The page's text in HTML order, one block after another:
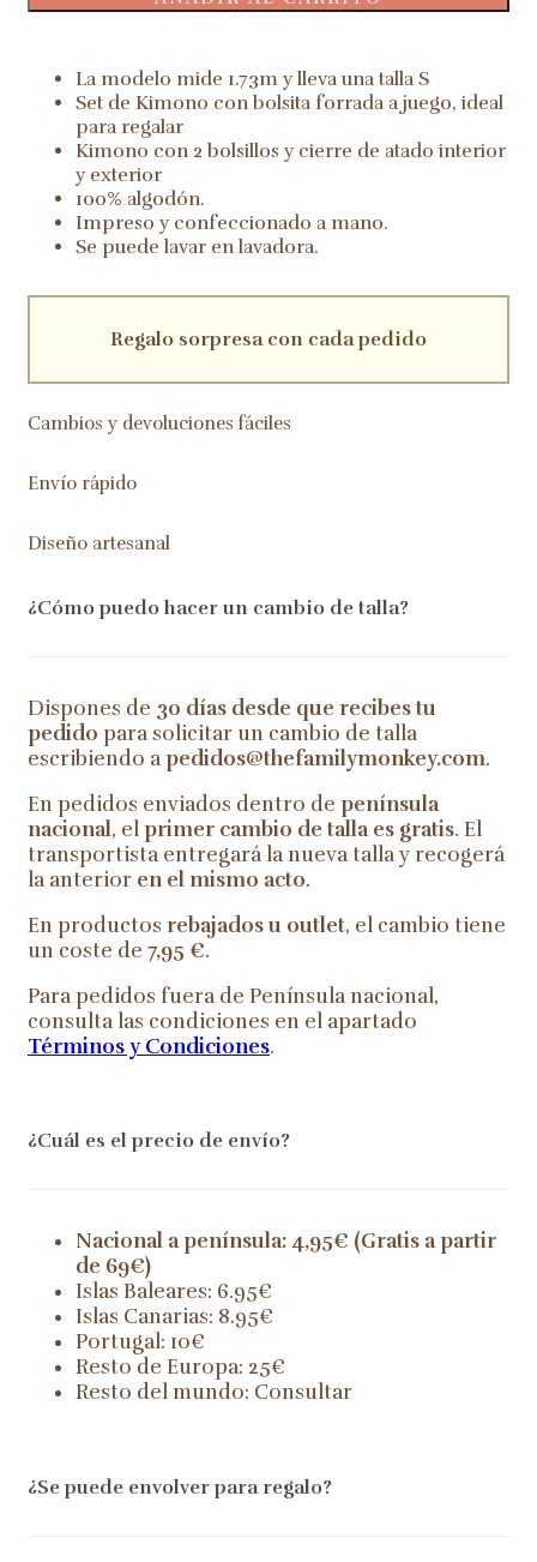
algodón
cantidad
La modelo mide 1.73m y lleva una talla S
Set de Kimono con bolsita forrada a juego, ideal
para regalar
Kimono con 2 bolsillos y cierre de atado interior
y exterior
100% algodón.
Impreso y confeccionado a mano.
Se puede lavar en lavadora.
Regalo sorpresa con cada pedido
Cambios y devoluciones fáciles
Envío rápido
Diseño artesanal
¿Cómo puedo hacer un cambio de talla?
Dispones de 30 días desde que recibes tu
pedido para solicitar un cambio de talla
escribiendo apedidos@thefamilymonkey.com.
En pedidos enviados dentro de península
nacional, elprimer cambio de talla es gratis. El
transportista entregará la nueva talla y recogerá
la anterior en el mismo acto.
En productos rebajados u outlet, el cambio tiene
un coste de 7,95 €.
Para pedidos fuera de Península nacional,
consulta las condiciones en el apartado
Términos y Condiciones.
¿Cuál es el precio de envío?
Nacional a península: 4,95€ (Gratis a partir
de 69€)
Islas Baleares: 6.95€
Islas Canarias: 8.95€
Portugal: 10€
Resto de Europa: 25€
Resto del mundo: Consultar
¿Se puede envolver para regalo?